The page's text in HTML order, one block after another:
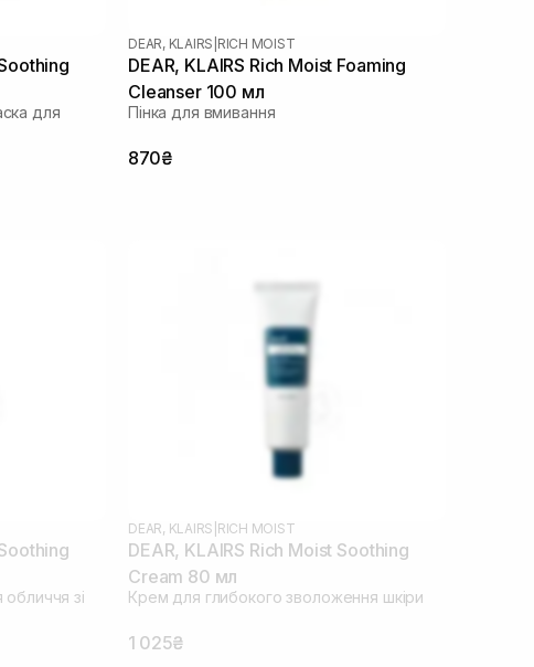
для
DEAR, KLAIRS RICH MOIST
DEAR, KLAIRS Rich Moist Foaming
Cleanser 100 мл
Пінка для вмивання
870₴
зі
DEAR, KLAIRS RICH MOIST
DEAR, KLAIRS Rich Moist Soothing
Cream 80 мл
Крем для глибокого зволоження шкіри
1 025₴